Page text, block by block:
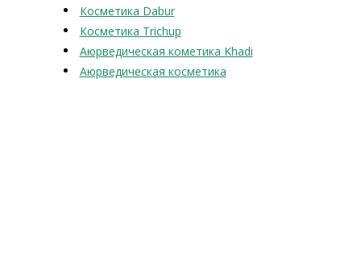
Косметика Dabur
Косметика Trichup
Аюрведическая кометика Khadi
Аюрведическая косметика